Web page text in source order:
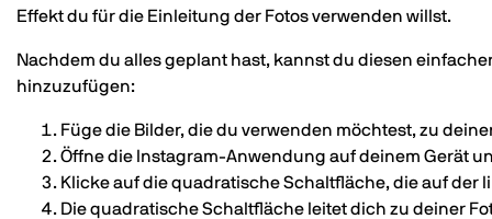
Effekt du für die Einleitung der Fotos verwenden willst.
Nachdem du alles geplant hast, kannst du diesen
hinzuzufügen:
Füge die Bilder, die du verwenden möchtest, zu
Öffne die Instagram-Anwendung auf deinem Gerät
Klicke auf die quadratische Schaltfläche, die auf
Die quadratische Schaltfläche leitet dich zu deiner